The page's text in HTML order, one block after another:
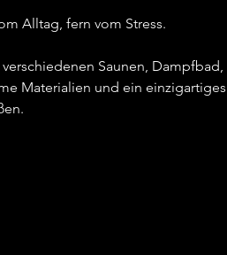
Alltag, fern vom Stress.
Saunen, Dampfbad,
Materialien und ein einzigartiges